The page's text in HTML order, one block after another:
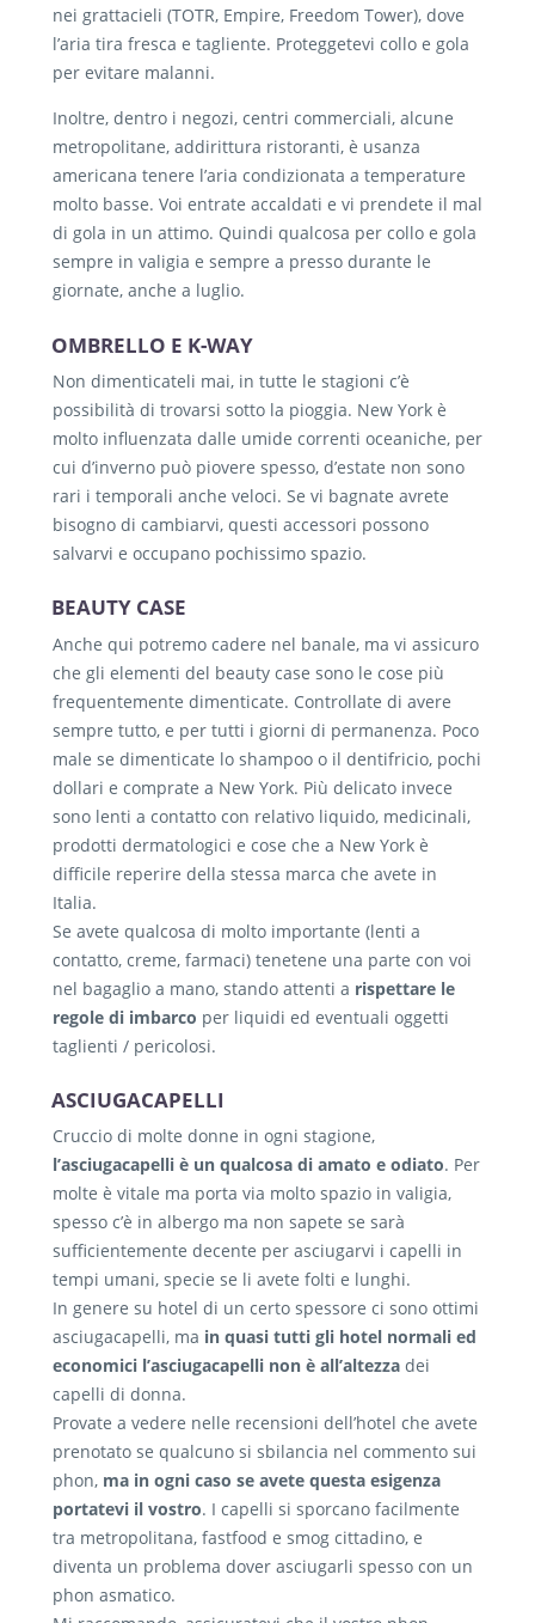
nei grattacieli (TOTR, Empire, Freedom Tower), dove
l’aria tira fresca e tagliente. Proteggetevi collo e gola
per evitare malanni.
Inoltre, dentro i negozi, centri commerciali, alcune
metropolitane, addirittura ristoranti, è usanza
americana tenere l’aria condizionata a temperature
molto basse. Voi entrate accaldati e vi prendete il mal
di gola in un attimo. Quindi qualcosa per collo e gola
sempre in valigia e sempre a presso durante le
giornate, anche a luglio.
OMBRELLO E K-WAY
Non dimenticateli mai, in tutte le stagioni c’è
possibilità di trovarsi sotto la pioggia. New York è
molto influenzata dalle umide correnti oceaniche, per
cui d’inverno può piovere spesso, d’estate non sono
rari i temporali anche veloci. Se vi bagnate avrete
bisogno di cambiarvi, questi accessori possono
salvarvi e occupano pochissimo spazio.
BEAUTY CASE
Anche qui potremo cadere nel banale, ma vi assicuro
che gli elementi del beauty case sono le cose più
frequentemente dimenticate. Controllate di avere
sempre tutto, e per tutti i giorni di permanenza. Poco
male se dimenticate lo shampoo o il dentifricio, pochi
dollari e comprate a New York. Più delicato invece
sono lenti a contatto con relativo liquido, medicinali,
prodotti dermatologici e cose che a New York è
difficile reperire della stessa marca che avete in
Italia.
Se avete qualcosa di molto importante (lenti a
contatto, creme, farmaci) tenetene una parte con voi
nel bagaglio a mano, stando attenti a rispettare le
regole di imbarco per liquidi ed eventuali oggetti
taglienti / pericolosi.
ASCIUGACAPELLI
Cruccio di molte donne in ogni stagione,
l’asciugacapelli è un qualcosa di amato e odiato. Per
molte è vitale ma porta via molto spazio in valigia,
spesso c’è in albergo ma non sapete se sarà
sufficientemente decente per asciugarvi i capelli in
tempi umani, specie se li avete folti e lunghi.
In genere su hotel di un certo spessore ci sono ottimi
asciugacapelli, ma in quasi tutti gli hotel normali ed
economici l’asciugacapelli non è all’altezza dei
capelli di donna.
Provate a vedere nelle recensioni dell’hotel che avete
prenotato se qualcuno si sbilancia nel commento sui
phon, ma in ogni caso se avete questa esigenza
portatevi il vostro. I capelli si sporcano facilmente
tra metropolitana, fastfood e smog cittadino, e
diventa un problema dover asciugarli spesso con un
phon asmatico.